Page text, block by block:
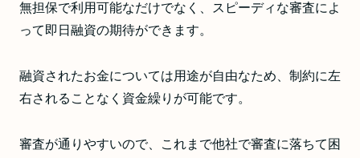
無担保で利用可能なだけでなく、スピーディな審査によ
って即日融資の期待ができます。
融資されたお金については用途が自由なため、制約に左
右されることなく資金繰りが可能です。
審査が通りやすいので、これまで他社で審査に落ちて困